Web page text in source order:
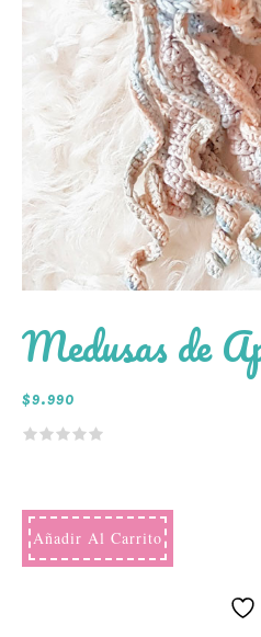
Medusas de
$9.990
Añadir Al Carrito